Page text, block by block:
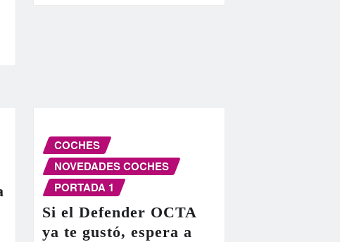
COCHES
NOVEDADES COCHES
PORTADA 1
Si el Defender OCTA
ya te gustó, espera a